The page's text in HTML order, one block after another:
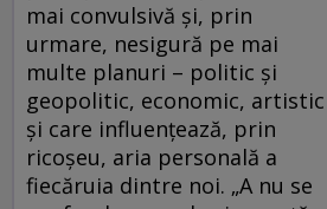
mai convulsivă și, prin
urmare, nesigură pe mai
multe planuri – politic și
geopolitic, economic, artistic
și care influențează, prin
ricoșeu, aria personală a
fiecăruia dintre noi. „A nu se